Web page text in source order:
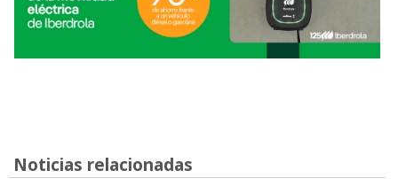
Noticias relacionadas